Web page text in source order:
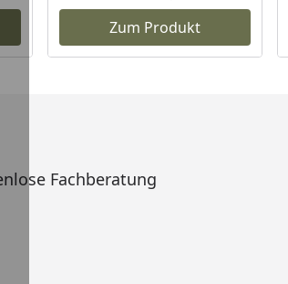
Zum Produkt
Fachberatung